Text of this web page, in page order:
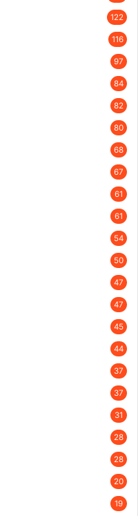
122
116
97
84
82
80
68
67
61
61
54
50
47
47
45
44
37
37
31
28
28
20
19